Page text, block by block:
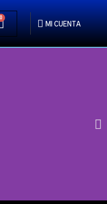
0
MI CUENTA